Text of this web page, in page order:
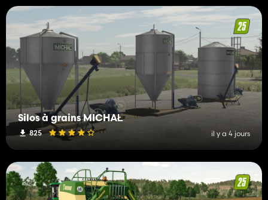
Silos à grains MICHAŁ
825 il y a 4 jours